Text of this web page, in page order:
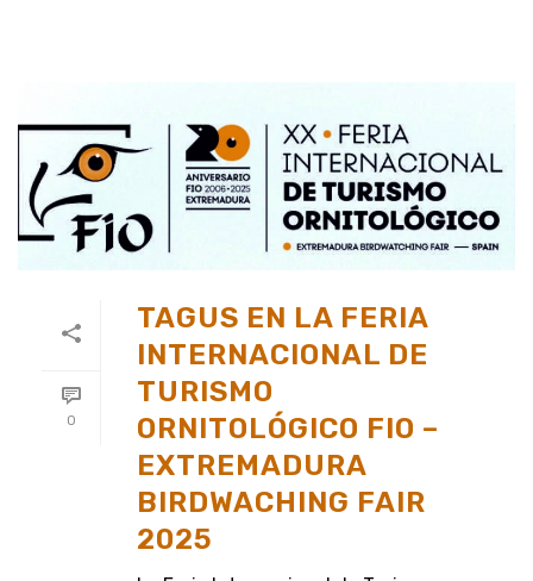
0
TAGUS EN LA FERIA
INTERNACIONAL DE
TURISMO
ORNITOLÓGICO FIO –
EXTREMADURA
BIRDWACHING FAIR
2025